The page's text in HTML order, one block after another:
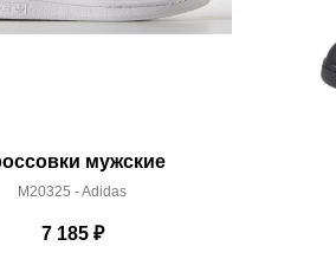
мужские
M20325 - Adidas
7 185₽